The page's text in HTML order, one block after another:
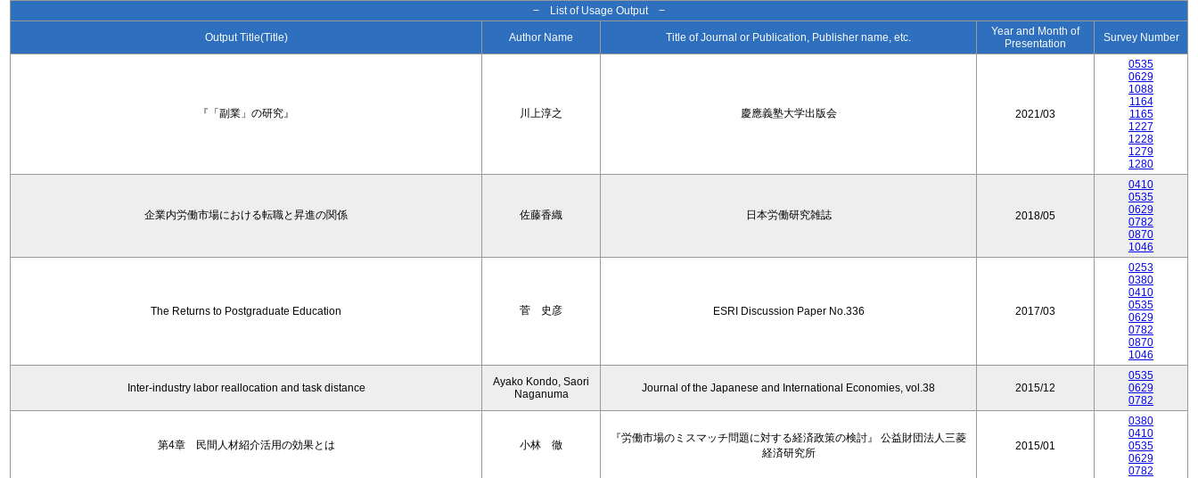
− List of Usage Output −
Output Title(Title) Author Name Title of Journal or Publication, Publisher name, etc.
Year and Month of
Presentation
Survey Number
『「副業」の研究』 川上淳之 慶應義塾大学出版会 2021/03
0535
0629
1088
1164
1165
1227
1228
1279
1280
企業内労働市場における転職と昇進の関係 佐藤香織 日本労働研究雑誌 2018/05
0410
0535
0629
0782
0870
1046
The Returns to Postgraduate Education 菅 史彦 ESRI Discussion Paper No.336 2017/03
0253
0380
0410
0535
0629
0782
0870
1046
Inter-industry labor reallocation and task distance
Ayako Kondo, Saori
Naganuma
Journal of the Japanese and International Economies, vol.38 2015/12
0535
0629
0782
第4章 民間人材紹介活用の効果とは 小林 徹
『労働市場のミスマッチ問題に対する経済政策の検討』 公益財団法人三菱
経済研究所
2015/01
0380
0410
0535
0629
0782